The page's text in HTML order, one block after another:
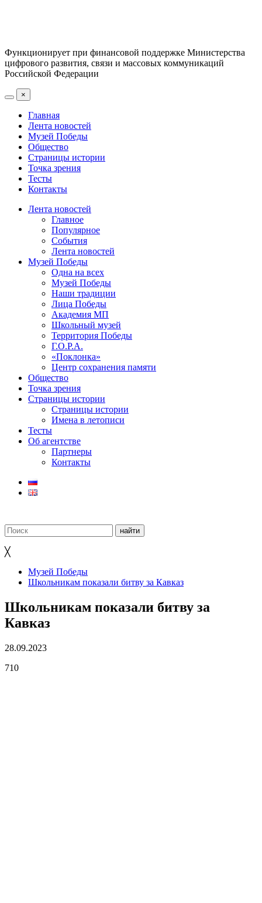
Функционирует при финансовой поддержке Министерства
цифрового развития, связи и массовых коммуникаций
Российской Федерации
×
Главная
Лента новостей
Музей Победы
Общество
Страницы истории
Точка зрения
Тесты
Контакты
Лента новостей
Главное
Популярное
События
Лента новостей
Музей Победы
Одна на всех
Музей Победы
Наши традиции
Лица Победы
Академия МП
Школьный музей
Территория Победы
Г.О.Р.А.
«Поклонка»
Центр сохранения памяти
Общество
Точка зрения
Страницы истории
Страницы истории
Имена в летописи
Тесты
Об агентстве
Партнеры
Контакты
╳
Музей Победы
Школьникам показали битву за Кавказ
Школьникам показали битву за
Кавказ
28.09.2023
710